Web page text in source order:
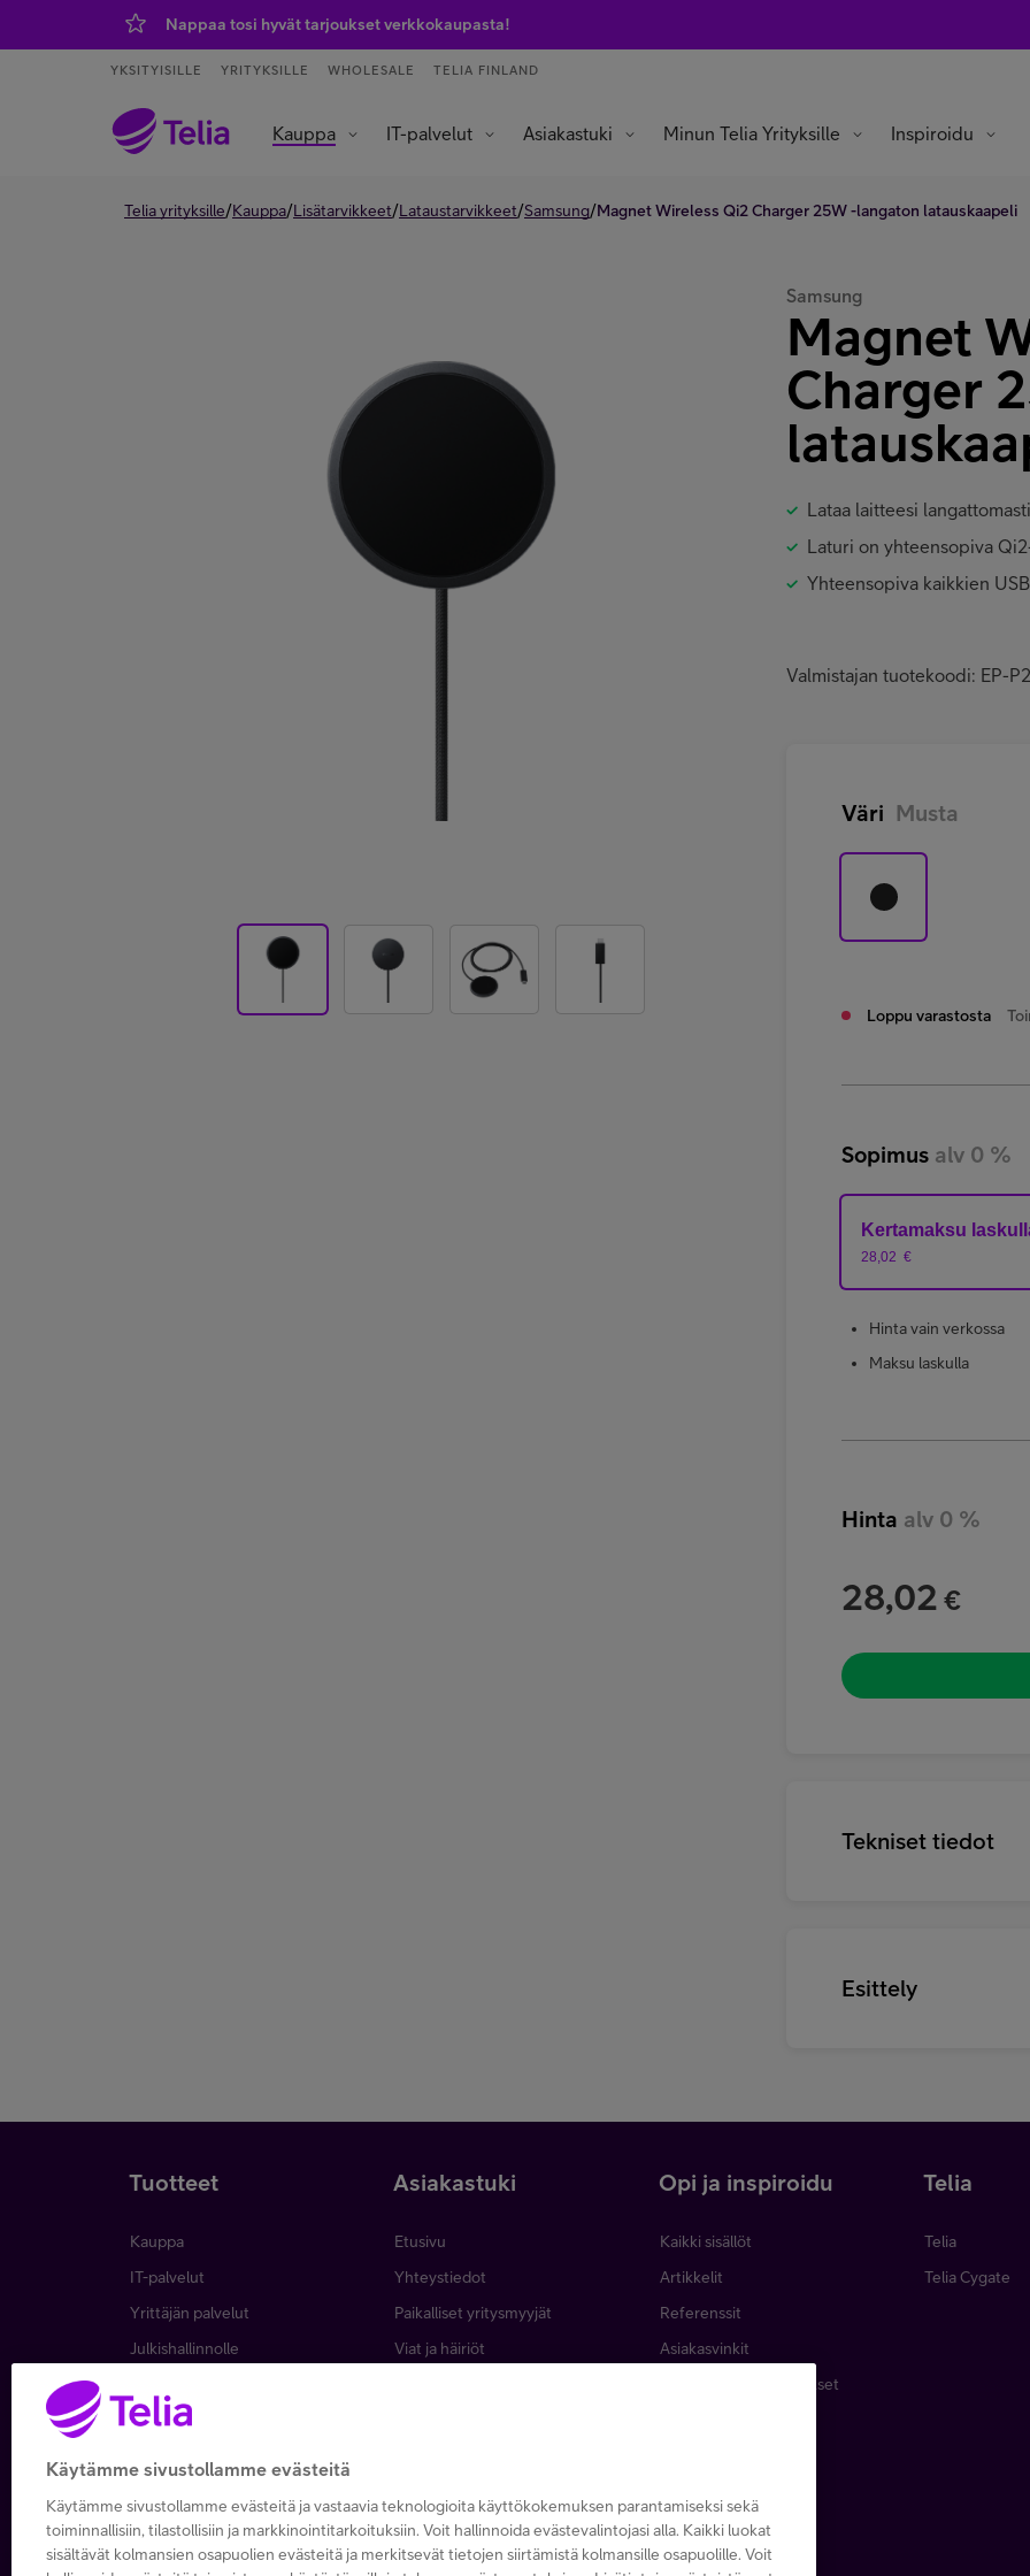
Nappaa tosi hyvät tarjoukset verkkokaupasta!
YKSITYISILLE YRITYKSILLE WHOLESALE TELIA FINLAND
Kauppa IT-palvelut Asiakastuki Minun Telia Yrityksille Inspiroidu
Telia yrityksille/Kauppa/Lisätarvikkeet/Lataustarvikkeet/Samsung/Magnet Wireless Qi2 Charger 25W -langaton latauskaapeli
Samsung
Magnet
Charger
Lataa laitteesi
Laturi on yhteensopiva
Yhteensopiva kaikkien
Valmistajan tuotekoodi: EP-
Väri Musta
Loppu varastosta
Sopimus alv 0 %
Kertamaksu
28,02 €
Hinta vain verkossa
Maksu laskulla
Hinta alv 0 %
28,02 €
Tekniset tiedot
Esittely
Tuotteet
Kauppa
IT-palvelut
Yrittäjän palvelut
Julkishallinnolle
Business
Apple yrityksille
Asiakastuki
Etusivu
Yhteystiedot
Paikalliset yritysmyyjät
Viat ja häiriöt
Opi ja inspiroidu
Kaikki sisällöt
Artikkelit
Referenssit
Asiakasvinkit
Webinaarit ja koulutukset
Telia
Telia
Telia Cygate
Käytämme sivustollamme evästeitä
Käytämme sivustollamme evästeitä ja vastaavia teknologioita käyttökokemuksen parantamiseksi sekä
toiminnallisiin, tilastollisiin ja markkinointitarkoituksiin. Voit hallinnoida evästevalintojasi alla. Kaikki luokat
sisältävät kolmansien osapuolien evästeitä ja merkitsevät tietojen siirtämistä kolmansille osapuolille. Voit